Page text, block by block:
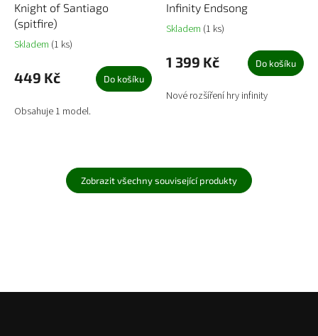
Knight of Santiago
(spitfire)
Skladem (1 ks)
449 Kč Do košíku
Obsahuje 1 model.
Infinity Endsong
Skladem (1 ks)
1 399 Kč Do košíku
Nové rozšíření hry infinity
Zobrazit všechny související produkty